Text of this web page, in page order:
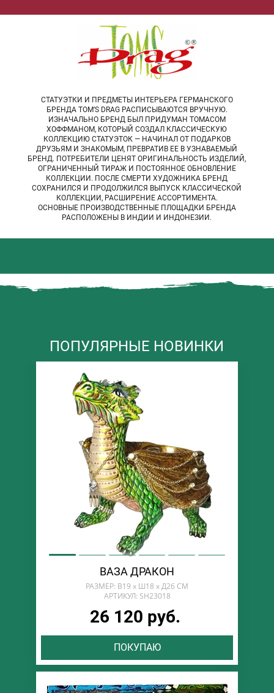
СТАТУЭТКИ И ПРЕДМЕТЫ ИНТЕРЬЕРА ГЕРМАНСКОГО
БРЕНДА TOM’S DRAG РАСПИСЫВАЮТСЯ ВРУЧНУЮ.
ИЗНАЧАЛЬНО БРЕНД БЫЛ ПРИДУМАН ТОМАСОМ
ХОФФМАНОМ, КОТОРЫЙ СОЗДАЛ КЛАССИЧЕСКУЮ
КОЛЛЕКЦИЮ СТАТУЭТОК — НАЧИНАЛ ОТ ПОДАРКОВ
ДРУЗЬЯМ И ЗНАКОМЫМ, ПРЕВРАТИВ ЕЕ В УЗНАВАЕМЫЙ
БРЕНД. ПОТРЕБИТЕЛИ ЦЕНЯТ ОРИГИНАЛЬНОСТЬ ИЗДЕЛИЙ,
ОГРАНИЧЕННЫЙ ТИРАЖ И ПОСТОЯННОЕ ОБНОВЛЕНИЕ
КОЛЛЕКЦИИ. ПОСЛЕ СМЕРТИ ХУДОЖНИКА БРЕНД
СОХРАНИЛСЯ И ПРОДОЛЖИЛСЯ ВЫПУСК КЛАССИЧЕСКОЙ
КОЛЛЕКЦИИ, РАСШИРЕНИЕ АССОРТИМЕНТА.
ОСНОВНЫЕ ПРОИЗВОДСТВЕННЫЕ ПЛОЩАДКИ БРЕНДА
РАСПОЛОЖЕНЫ В ИНДИИ И ИНДОНЕЗИИ.
ПОПУЛЯРНЫЕ НОВИНКИ
ВАЗА ДРАКОН
РАЗМЕР: В19 х Ш18 х Д26 СМ
АРТИКУЛ: SH23018
26 120 руб.
ПОКУПАЮ